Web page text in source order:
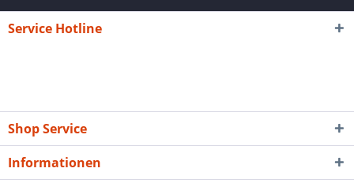
Service Hotline
Shop Service
Informationen